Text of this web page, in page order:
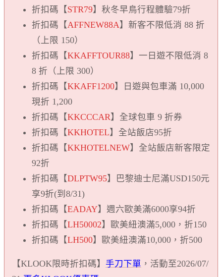
折扣碼【STR79】秋冬早鳥行程體驗79折
折扣碼【AFFNEW88A】新客不限低消 88 折
（上限 150）
折扣碼【KKAFFTOUR88】一 日遊不限低消 8
8 折（上限 300）
折扣碼【KKAFF1200】日遊與包車滿 10,000
現折 1,200
折扣碼【KKCCCAR】 全球包車 9 折券
折扣碼【KKHOTEL】全站飯店95折
折扣碼【KKHOTELNEW】全站飯店新客限定
92折
折扣碼【DLPTW95】巴黎迪士尼滿USD150元
享9折(到8/31)
折扣碼【EADAY】週六歐美滿6000享94折
折扣碼【LH50002】歐美紐澳滿5,000，折150
折扣碼【LH500】歐美紐澳滿10,000，折500
【KLOOK限時折扣碼】 手刀下單 ，活動至2026/07/